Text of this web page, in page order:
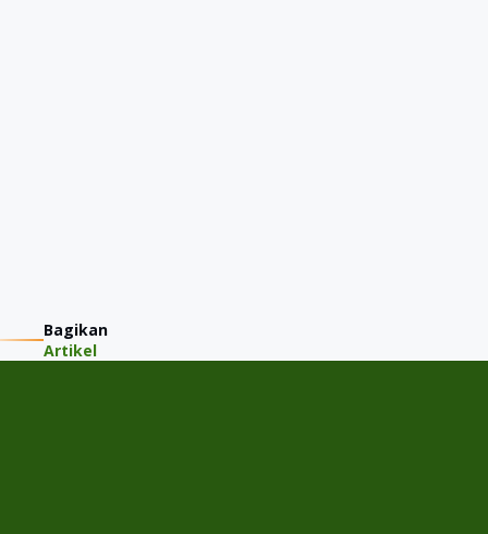
Bagikan
Artikel